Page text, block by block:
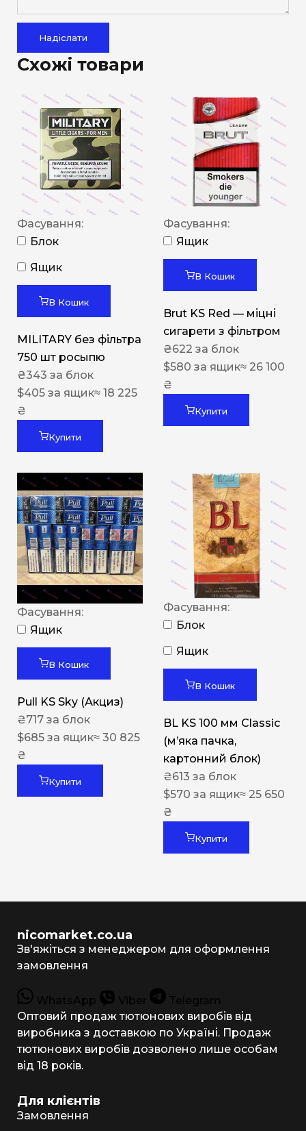
Надіслати
Схожі товари
Фасування:
Блок
Ящик
В Кошик
MILITARY без фільтра
750 шт росыпю
₴343 за блок
$405 за ящик≈ 18 225
₴
Купити
Фасування:
Ящик
В Кошик
Brut KS Red — міцні
сигарети з фільтром
₴622 за блок
$580 за ящик≈ 26 100
₴
Купити
Фасування:
Ящик
В Кошик
Pull KS Sky (Акциз)
₴717 за блок
$685 за ящик≈ 30 825
₴
Купити
Фасування:
Блок
Ящик
В Кошик
BL KS 100 мм Classic
(м’яка пачка,
картонний блок)
₴613 за блок
$570 за ящик≈ 25 650
₴
Купити
nicomarket.co.ua
Зв'яжіться з менеджером для оформлення
замовлення
WhatsApp Viber
Telegram
Оптовий продаж тютюнових виробів від
виробника з доставкою по Україні. Продаж
тютюнових виробів дозволено лише особам
від 18 років.
Для клієнтів
Замовлення